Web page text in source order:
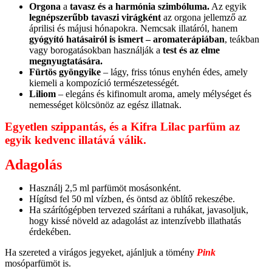
Orgona a tavasz és a harmónia szimbóluma. Az egyik
legnépszerűbb tavaszi virágként az orgona jellemző az
áprilisi és májusi hónapokra. Nemcsak illatáról, hanem
gyógyító hatásairól is ismert – aromaterápiában, teákban
vagy borogatásokban használják a test és az elme
megnyugtatására.
Fürtös gyöngyike – lágy, friss tónus enyhén édes, amely
kiemeli a kompozíció természetességét.
Liliom – elegáns és kifinomult aroma, amely mélységet és
nemességet kölcsönöz az egész illatnak.
Egyetlen szippantás, és a Kifra Lilac parfüm az
egyik kedvenc illatává válik.
Adagolás
Használj 2,5 ml parfümöt mosásonként.
Hígítsd fel 50 ml vízben, és öntsd az öblítő rekeszébe.
Ha szárítógépben tervezed szárítani a ruhákat, javasoljuk,
hogy kissé növeld az adagolást az intenzívebb illathatás
érdekében.
Ha szereted a virágos jegyeket, ajánljuk a tömény Pink
mosóparfümöt is.